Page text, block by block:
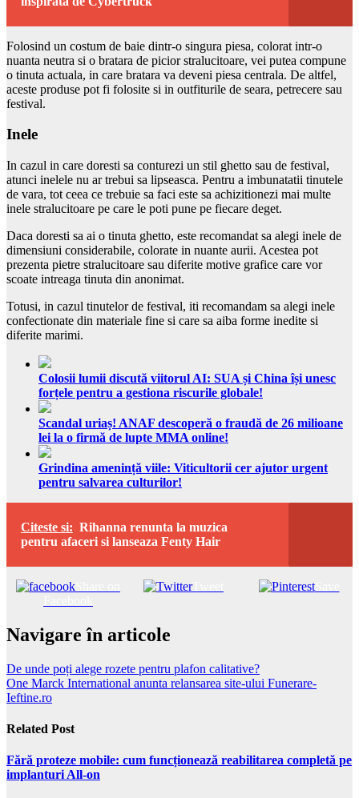
Folosind un costum de baie dintr-o singura piesa, colorat intr-o
nuanta neutra si o bratara de picior stralucitoare, vei putea compune
o tinuta actuala, in care bratara va deveni piesa centrala. De altfel,
aceste produse pot fi folosite si in outfiturile de seara, petrecere sau
festival.
Inele
In cazul in care doresti sa conturezi un stil ghetto sau de festival,
atunci inelele nu ar trebui sa lipseasca. Pentru a imbunatatii tinutele
de vara, tot ceea ce trebuie sa faci este sa achizitionezi mai multe
inele stralucitoare pe care le poti pune pe fiecare deget.
Daca doresti sa ai o tinuta ghetto, este recomandat sa alegi inele de
dimensiuni considerabile, colorate in nuante aurii. Acestea pot
prezenta pietre stralucitoare sau diferite motive grafice care vor
scoate intreaga tinuta din anonimat.
Totusi, in cazul tinutelor de festival, iti recomandam sa alegi inele
confectionate din materiale fine si care sa aiba forme inedite si
diferite marimi.
Colosii lumii discută viitorul AI: SUA și China își unesc
forțele pentru a gestiona riscurile globale!
Scandal uriaș! ANAF descoperă o fraudă de 26 milioane
lei la o firmă de lupte MMA online!
Grindina amenință viile: Viticultorii cer ajutor urgent
pentru salvarea culturilor!
Citeste si: Rihanna renunta la muzica
pentru afaceri si lanseaza Fenty Hair
Tweet Save
Navigare în articole
De unde poți alege rozete pentru plafon calitative?
One Marck International anunta relansarea site-ului Funerare-
Ieftine.ro
Related Post
Fără proteze mobile: cum funcționează reabilitarea completă pe
implanturi All-on